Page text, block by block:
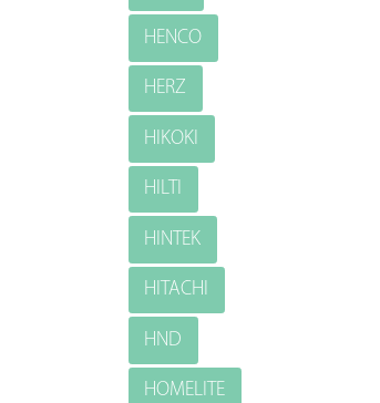
HENCO
HERZ
HIKOKI
HILTI
HINTEK
HITACHI
HND
HOMELITE